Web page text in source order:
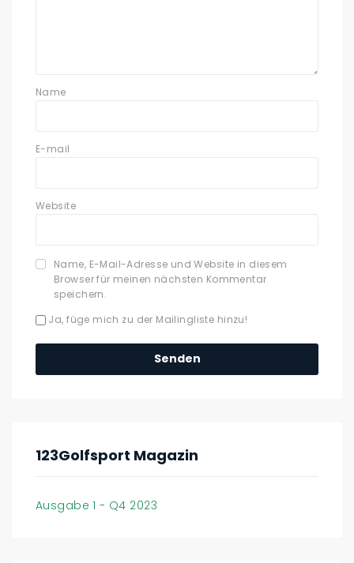
Name
E-mail
Website
Name, E-Mail-Adresse und Website in diesem
Browser für meinen nächsten Kommentar
speichern.
Ja, füge mich zu der Mailingliste hinzu!
123Golfsport Magazin
Ausgabe 1 - Q4 2023